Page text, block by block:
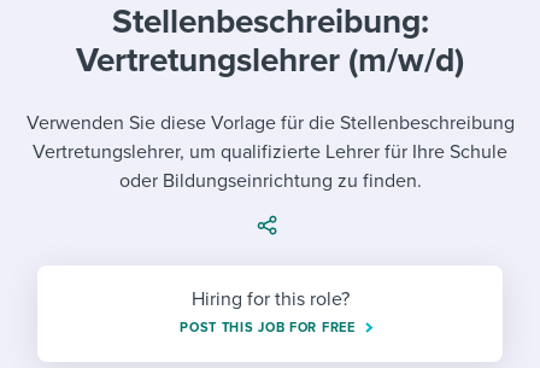
Mobilizing AI in my work
Evaluating candidates
Working together with others
Maintaining hiring pipelines
Templates & Guides
I WANT...
Job description templates
Interview question templates
Policy templates
I’m a jobseeker
I WANT TO LEARN ABOUT...
Applying for a job
Pay & benefits
Attend webinars & events
Workable customer stories
Explore Workable
Request a demo
Stellenbeschreibung:
Vertretungslehrer (m/w/d)
Verwenden Sie diese Vorlage für die Stellenbeschreibung
Vertretungslehrer, um qualifizierte Lehrer für Ihre Schule
oder Bildungseinrichtung zu finden.
Hiring for this role?
POST THIS JOB FOR FREE